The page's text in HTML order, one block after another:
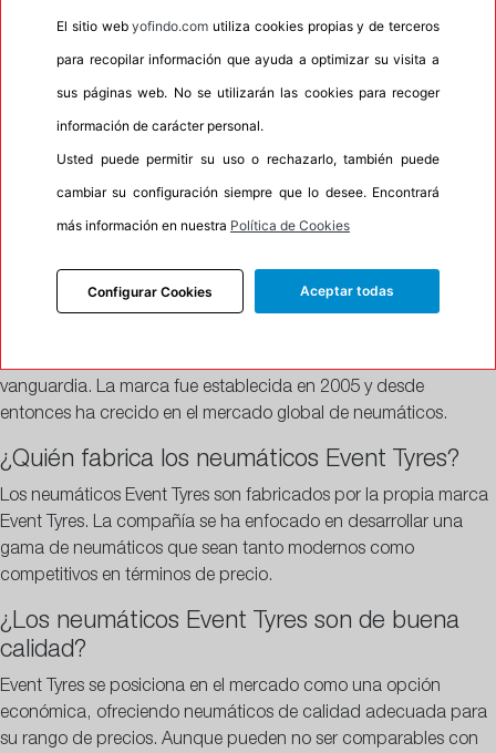
Además, ofrecen el Limus y el ML698+ para terrenos irregulares y
También disponen de neumáticos todo tiempo como el
Admonum 4S para automóviles y el Admonum VAN 4S para
demostrando su eficacia en diversas condiciones climáticas.
FAQs
¿De dónde son los neumáticos Event Tyres?
vanguardia. La marca fue establecida en 2005 y desde
entonces ha crecido en el mercado global de neumáticos.
¿Quién fabrica los neumáticos Event Tyres?
Los neumáticos Event Tyres son fabricados por la propia marca
Event Tyres. La compañía se ha enfocado en desarrollar una
gama de neumáticos que sean tanto modernos como
competitivos en términos de precio.
¿Los neumáticos Event Tyres son de buena
calidad?
Event Tyres se posiciona en el mercado como una opción
económica, ofreciendo neumáticos de calidad adecuada para
su rango de precios. Aunque pueden no ser comparables con
El sitio webyofindo.com utiliza cookies propias y de terceros
para recopilar información que ayuda a optimizar su visita a
sus páginas web. No se utilizarán las cookies para recoger
información de carácter personal.
Usted puede permitir su uso o rechazarlo, también puede
cambiar su configuración siempre que lo desee. Encontrará
más información en nuestra Política de Cookies
Configurar Cookies Aceptar todas